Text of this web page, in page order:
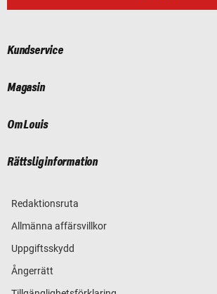
Kundservice
Magasin
Om Louis
Rättslig information
Redaktionsruta
Allmänna affärsvillkor
Uppgiftsskydd
Ångerrätt